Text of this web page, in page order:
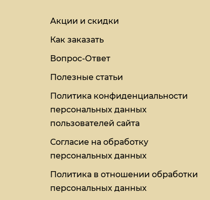
Акции и скидки
Как заказать
Вопрос-Ответ
Полезные статьи
Политика конфиденциальности
персональных данных
пользователей сайта
Согласие на обработку
персональных данных
Политика в отношении обработки
персональных данных